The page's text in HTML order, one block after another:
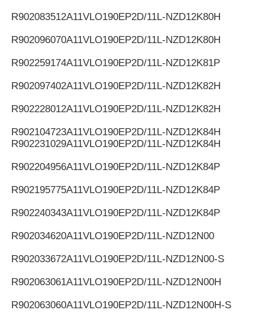
R902083512A11VLO190EP2D/11L-NZD12K80H
R902096070A11VLO190EP2D/11L-NZD12K80H
R902259174A11VLO190EP2D/11L-NZD12K81P
R902097402A11VLO190EP2D/11L-NZD12K82H
R902228012A11VLO190EP2D/11L-NZD12K82H
R902104723A11VLO190EP2D/11L-NZD12K84H
R902231029A11VLO190EP2D/11L-NZD12K84H
R902204956A11VLO190EP2D/11L-NZD12K84P
R902195775A11VLO190EP2D/11L-NZD12K84P
R902240343A11VLO190EP2D/11L-NZD12K84P
R902034620A11VLO190EP2D/11L-NZD12N00
R902033672A11VLO190EP2D/11L-NZD12N00-S
R902063061A11VLO190EP2D/11L-NZD12N00H
R902063060A11VLO190EP2D/11L-NZD12N00H-S